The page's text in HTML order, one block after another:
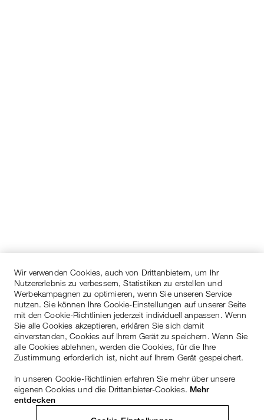
Wir verwenden Cookies, auch von Drittanbietern, um Ihr
Nutzererlebnis zu verbessern, Statistiken zu erstellen und
Werbekampagnen zu optimieren, wenn Sie unseren Service
nutzen. Sie können Ihre Cookie-Einstellungen auf unserer Seite
mit den Cookie-Richtlinien jederzeit individuell anpassen. Wenn
Sie alle Cookies akzeptieren, erklären Sie sich damit
einverstanden, Cookies auf Ihrem Gerät zu speichern. Wenn Sie
alle Cookies ablehnen, werden die Cookies, für die Ihre
Zustimmung erforderlich ist, nicht auf Ihrem Gerät gespeichert.
In unseren Cookie-Richtlinien erfahren Sie mehr über unsere
eigenen Cookies und die Drittanbieter-Cookies. Mehr
entdecken